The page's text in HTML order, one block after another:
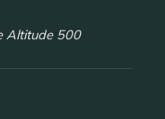
Altitude 500